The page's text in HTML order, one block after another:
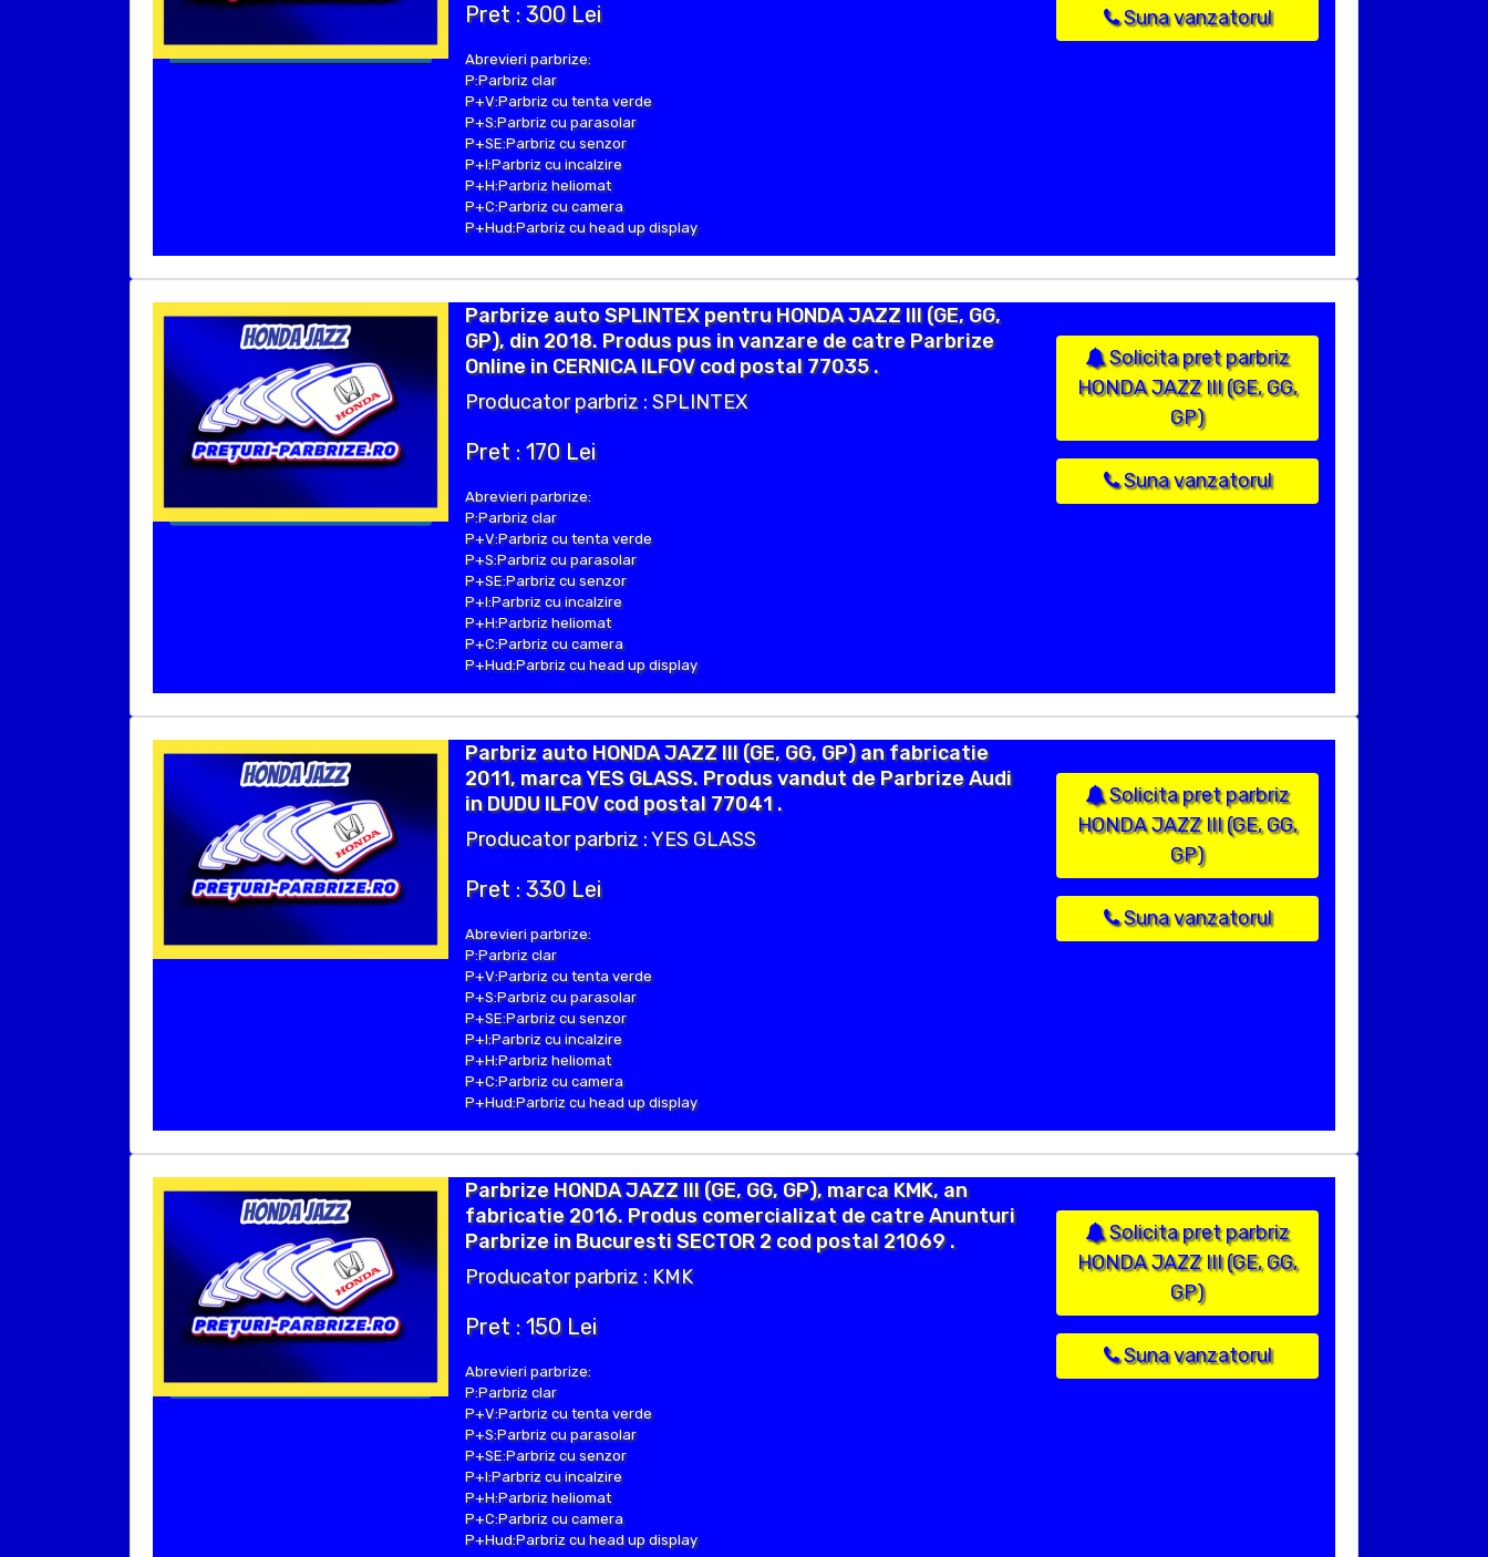
Pret : 300 Lei
Abrevieri parbrize:
P:Parbriz clar
P+V:Parbriz cu tenta verde
P+S:Parbriz cu parasolar
P+SE:Parbriz cu senzor
P+I:Parbriz cu incalzire
P+H:Parbriz heliomat
P+C:Parbriz cu camera
P+Hud:Parbriz cu head up display
Suna vanzatorul
Parbrize auto SPLINTEX pentru HONDA JAZZ III (GE, GG,
GP), din 2018. Produs pus in vanzare de catre Parbrize
Online in CERNICA ILFOV cod postal 77035 .
Producator parbriz : SPLINTEX
Pret : 170 Lei
Abrevieri parbrize:
P:Parbriz clar
P+V:Parbriz cu tenta verde
P+S:Parbriz cu parasolar
P+SE:Parbriz cu senzor
P+I:Parbriz cu incalzire
P+H:Parbriz heliomat
P+C:Parbriz cu camera
P+Hud:Parbriz cu head up display
Solicita pret parbriz
HONDA JAZZ III (GE, GG,
GP)
Suna vanzatorul
Parbriz auto HONDA JAZZ III (GE, GG, GP) an fabricatie
2011, marca YES GLASS. Produs vandut de Parbrize Audi
in DUDU ILFOV cod postal 77041 .
Producator parbriz : YES GLASS
Pret : 330 Lei
Abrevieri parbrize:
P:Parbriz clar
P+V:Parbriz cu tenta verde
P+S:Parbriz cu parasolar
P+SE:Parbriz cu senzor
P+I:Parbriz cu incalzire
P+H:Parbriz heliomat
P+C:Parbriz cu camera
P+Hud:Parbriz cu head up display
Solicita pret parbriz
HONDA JAZZ III (GE, GG,
GP)
Suna vanzatorul
Parbrize HONDA JAZZ III (GE, GG, GP), marca KMK, an
fabricatie 2016. Produs comercializat de catre Anunturi
Parbrize in Bucuresti SECTOR 2 cod postal 21069 .
Producator parbriz : KMK
Pret : 150 Lei
Abrevieri parbrize:
P:Parbriz clar
P+V:Parbriz cu tenta verde
P+S:Parbriz cu parasolar
P+SE:Parbriz cu senzor
P+I:Parbriz cu incalzire
P+H:Parbriz heliomat
P+C:Parbriz cu camera
P+Hud:Parbriz cu head up display
Solicita pret parbriz
HONDA JAZZ III (GE, GG,
GP)
Suna vanzatorul